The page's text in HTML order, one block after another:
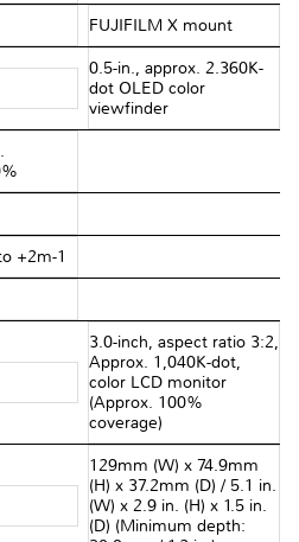
FUJIFILM X mount
0.5-in., approx. 2.360K-
dot OLED color
viewfinder
+2m-1
3.0-inch, aspect ratio 3:2,
Approx. 1,040K-dot,
color LCD monitor
(Approx. 100%
coverage)
129mm (W) x 74.9mm
(H) x 37.2mm (D) / 5.1 in.
(W) x 2.9 in. (H) x 1.5 in.
(D) (Minimum depth: